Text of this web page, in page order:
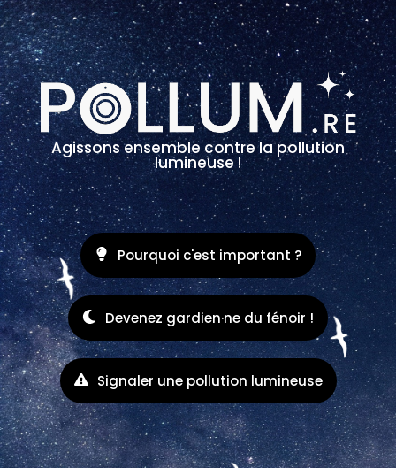
Agissons ensemble contre la pollution
lumineuse !
Pourquoi c'est important ?
Devenez gardien·ne du fénoir !
Signaler une pollution lumineuse